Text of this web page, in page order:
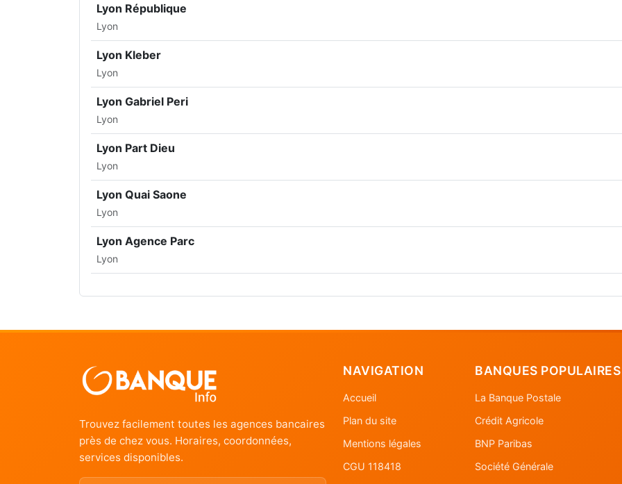
Lyon République
Lyon
Lyon Kleber
Lyon
Lyon Gabriel Peri
Lyon
Lyon Part Dieu
Lyon
Lyon Quai Saone
Lyon
Lyon Agence Parc
Lyon
Trouvez facilement toutes les agences bancaires
près de chez vous. Horaires, coordonnées,
services disponibles.
NAVIGATION
Accueil
Plan du site
Mentions légales
CGU 118418
BANQUES POPULAIRES
La Banque Postale
Crédit Agricole
BNP Paribas
Société Générale